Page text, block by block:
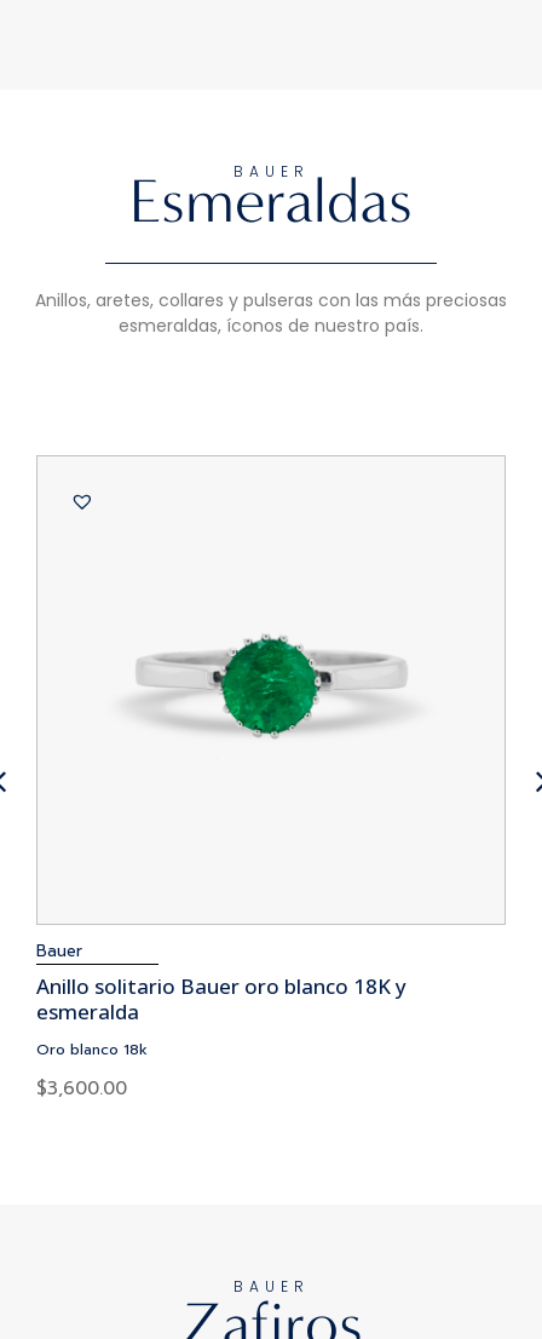
BAUER
Esmeraldas
Anillos, aretes, collares y pulseras con las más preciosas
esmeraldas, íconos de nuestro país.
Bauer
Anillo solitario Bauer oro blanco 18K y
esmeralda
Oro blanco 18k
$3,600.00
BAUER